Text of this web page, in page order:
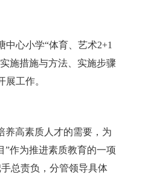
心小学“体育、艺术2+1
施措施与方法、实施步骤
工作。
养高素质人才的需要，为
”作为推进素质教育的一项
总责负，分管领导具体